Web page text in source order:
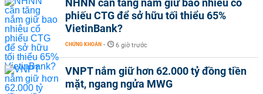
NHNN cần tăng nắm giữ bao nhiêu cổ
phiếu CTG để sở hữu tối thiểu 65%
VietinBank?
CHỨNG KHOÁN - 6 giờ trước
VNPT nắm giữ hơn 62.000 tỷ đồng tiền
mặt, ngang ngửa MWG